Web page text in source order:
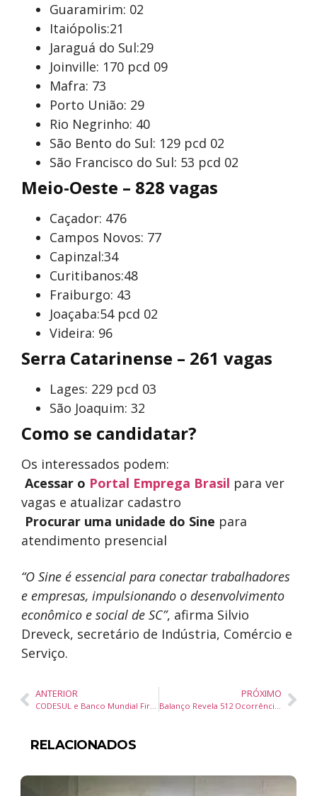
Guaramirim: 02
Itaiópolis:21
Jaraguá do Sul:29
Joinville: 170 pcd 09
Mafra: 73
Porto União: 29
Rio Negrinho: 40
São Bento do Sul: 129 pcd 02
São Francisco do Sul: 53 pcd 02
Meio-Oeste – 828 vagas
Caçador: 476
Campos Novos: 77
Capinzal:34
Curitibanos:48
Fraiburgo: 43
Joaçaba:54 pcd 02
Videira: 96
Serra Catarinense – 261 vagas
Lages: 229 pcd 03
São Joaquim: 32
Como se candidatar?
Os interessados podem:
Acessar o Portal Emprega Brasil para ver
vagas e atualizar cadastro
Procurar uma unidade do Sine para
atendimento presencial
“O Sine é essencial para conectar trabalhadores
e empresas, impulsionando o desenvolvimento
econômico e social de SC”, afirma Silvio
Dreveck, secretário de Indústria, Comércio e
Serviço.
ANTERIOR
CODESUL e Banco Mundial Firmam Parceria de US$ 1 Milhão para Fortalecer Defesa Civil no Sul do Brasil
PRÓXIMO
Balanço Revela 512 Ocorrências e Ações Eficazes no Trânsito e Segurança em Operação Páscoa Mais Segura
RELACIONADOS